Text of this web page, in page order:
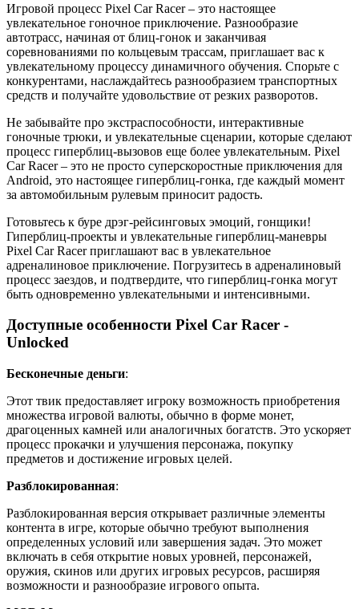
Игровой процесс Pixel Car Racer – это настоящее
увлекательное гоночное приключение. Разнообразие
автотрасс, начиная от блиц-гонок и заканчивая
соревнованиями по кольцевым трассам, приглашает вас к
увлекательному процессу динамичного обучения. Спорьте с
конкурентами, наслаждайтесь разнообразием транспортных
средств и получайте удовольствие от резких разворотов.
Не забывайте про экстраспособности, интерактивные
гоночные трюки, и увлекательные сценарии, которые сделают
процесс гиперблиц-вызовов еще более увлекательным. Pixel
Car Racer – это не просто суперскоростные приключения для
Android, это настоящее гиперблиц-гонка, где каждый момент
за автомобильным рулевым приносит радость.
Готовьтесь к буре дрэг-рейсинговых эмоций, гонщики!
Гиперблиц-проекты и увлекательные гиперблиц-маневры
Pixel Car Racer приглашают вас в увлекательное
адреналиновое приключение. Погрузитесь в адреналиновый
процесс заездов, и подтвердите, что гиперблиц-гонка могут
быть одновременно увлекательными и интенсивными.
Доступные особенности Pixel Car Racer -
Unlocked
Бесконечные деньги:
Этот твик предоставляет игроку возможность приобретения
множества игровой валюты, обычно в форме монет,
драгоценных камней или аналогичных богатств. Это ускоряет
процесс прокачки и улучшения персонажа, покупку
предметов и достижение игровых целей.
Разблокированная:
Разблокированная версия открывает различные элементы
контента в игре, которые обычно требуют выполнения
определенных условий или завершения задач. Это может
включать в себя открытие новых уровней, персонажей,
оружия, скинов или других игровых ресурсов, расширяя
возможности и разнообразие игрового опыта.